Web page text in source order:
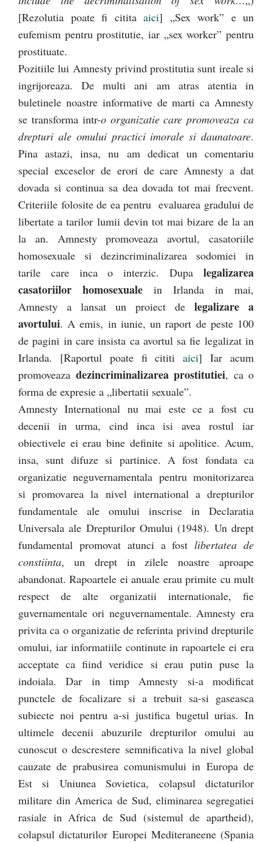
[Rezolutia poate fi citita aici] „Sex work” e un
eufemism pentru prostitutie, iar „sex worker” pentru
prostituate.
Pozitiile lui Amnesty privind prostitutia sunt ireale si
ingrijoreaza. De multi ani am atras atentia in
buletinele noastre informative de marti ca Amnesty
se transforma intr-o organizatie care promoveaza ca
drepturi ale omului practici imorale si daunatoare.
Pina astazi, insa, nu am dedicat un comentariu
special exceselor de erori de care Amnesty a dat
dovada si continua sa dea dovada tot mai frecvent.
Criteriile folosite de ea pentru evaluarea gradului de
libertate a tarilor lumii devin tot mai bizare de la an
la an. Amnesty promoveaza avortul, casatoriile
homosexuale si dezincriminalizarea sodomiei in
tarile care inca o interzic. Dupa legalizarea
casatoriilor homosexuale in Irlanda in mai,
Amnesty a lansat un proiect de legalizare a
avortului. A emis, in iunie, un raport de peste 100
de pagini in care insista ca avortul sa fie legalizat in
Irlanda. [Raportul poate fi cititiaici] Iar acum
promoveaza dezincriminalizarea prostitutiei, ca o
forma de expresie a „libertatii sexuale”.
Amnesty International nu mai este ce a fost cu
decenii in urma, cind inca isi avea rostul iar
obiectivele ei erau bine definite si apolitice. Acum,
insa, sunt difuze si partinice. A fost fondata ca
organizatie neguvernamentala pentru monitorizarea
si promovarea la nivel international a drepturilor
fundamentale ale omului inscrise in Declaratia
Universala ale Drepturilor Omului (1948). Un drept
fundamental promovat atunci a fostlibertatea de
constiinta, un drept in zilele noastre aproape
abandonat. Rapoartele ei anuale erau primite cu mult
respect de alte organizatii internationale, fie
guvernamentale ori neguvernamentale. Amnesty era
privita ca o organizatie de referinta privind drepturile
omului, iar informatiile continute in rapoartele ei era
acceptate ca fiind veridice si erau putin puse la
indoiala. Dar in timp Amnesty si-a modificat
punctele de focalizare si a trebuit sa-si gaseasca
subiecte noi pentru a-si justifica bugetul urias. In
ultimele decenii abuzurile drepturilor omului au
cunoscut o descrestere semnificativa la nivel global
cauzate de prabusirea comunismului in Europa de
Est si Uniunea Sovietica, colapsul dictaturilor
militare din America de Sud, eliminarea segregatiei
rasiale in Africa de Sud (sistemul de apartheid),
colapsul dictaturilor Europei Mediteraneene (Spania